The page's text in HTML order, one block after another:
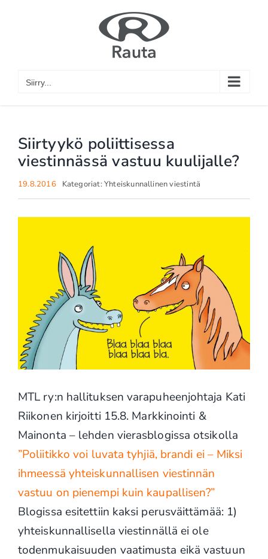
Siirry...
Siirtyykö poliittisessa
viestinnässä vastuu kuulijalle?
19.8.2016 Kategoriat:Yhteiskunnallinen viestintä
MTL ry:n hallituksen varapuheenjohtaja Kati
Riikonen kirjoitti 15.8. Markkinointi &
Mainonta – lehden vierasblogissa otsikolla
”Poliitikko voi luvata tyhjiä, brandi ei – Miksi
ihmeessä yhteiskunnallisen viestinnän
vastuu on pienempi kuin kaupallisen?”
Blogissa esitettiin kaksi perusväittämää: 1)
yhteiskunnallisella viestinnällä ei ole
todenmukaisuuden vaatimusta eikä vastuun